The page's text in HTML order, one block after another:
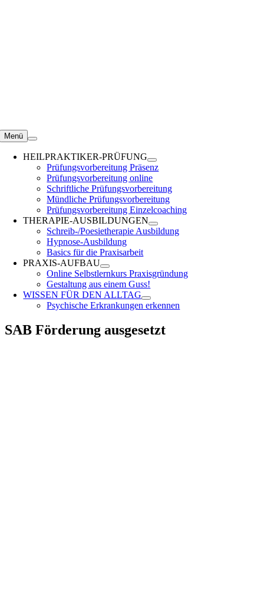
Menü
HEILPRAKTIKER-PRÜFUNG
Prüfungsvorbereitung Präsenz
Prüfungsvorbereitung online
Schriftliche Prüfungsvorbereitung
Mündliche Prüfungsvorbereitung
Prüfungsvorbereitung Einzelcoaching
THERAPIE-AUSBILDUNGEN
Schreib-/Poesietherapie Ausbildung
Hypnose-Ausbildung
Basics für die Praxisarbeit
PRAXIS-AUFBAU
Online Selbstlernkurs Praxisgründung
Gestaltung aus einem Guss!
WISSEN FÜR DEN ALLTAG
Psychische Erkrankungen erkennen
SAB Förderung ausgesetzt